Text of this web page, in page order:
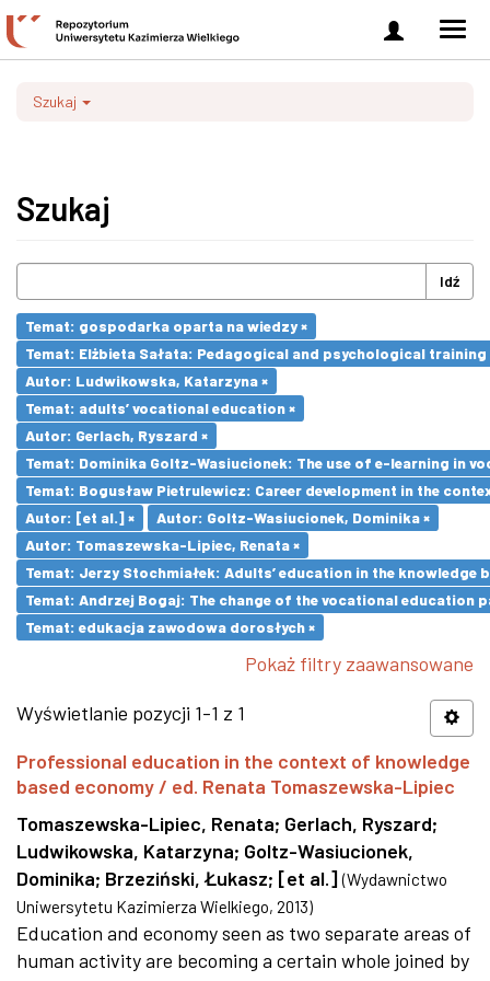
Zaloguj
się
Szukaj
Szukaj
Idź
Temat: gospodarka oparta na wiedzy ×
Temat: Elżbieta Sałata: Pedagogical and psychological
Autor: Ludwikowska, Katarzyna ×
Temat: adults’ vocational education ×
Autor: Gerlach, Ryszard ×
Temat: Dominika Goltz-Wasiucionek: The use of e-learning in
Temat: Bogusław Pietrulewicz: Career development in the
Autor: [et al.] ×
Autor: Goltz-Wasiucionek, Dominika ×
Autor: Tomaszewska-Lipiec, Renata ×
Temat: Jerzy Stochmiałek: Adults’ education in the knowledge
Temat: Andrzej Bogaj: The change of the vocational education
Temat: edukacja zawodowa dorosłych ×
Pokaż filtry zaawansowane
Wyświetlanie pozycji 1-1 z 1
Professional education in the context of knowledge
based economy / ed. Renata Tomaszewska-Lipiec
Tomaszewska-Lipiec, Renata; Gerlach, Ryszard;
Ludwikowska, Katarzyna; Goltz-Wasiucionek,
Dominika; Brzeziński, Łukasz; [et al.] (Wydawnictwo
Uniwersytetu Kazimierza Wielkiego, 2013)
Education and economy seen as two separate areas of
human activity are becoming a certain whole joined by